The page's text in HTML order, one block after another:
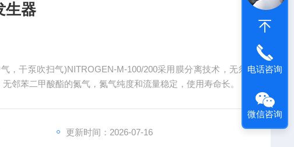
生器
，干泵吹扫气)NITROGEN-M-100/200采用膜分离技术，无须
邻苯二甲酸酯的氮气，氮气纯度和流量稳定，使用寿命长。
更新时间：2026-07-16
电话咨询
微信咨询